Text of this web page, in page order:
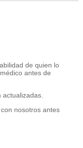
de quien lo
antes de
nosotros antes